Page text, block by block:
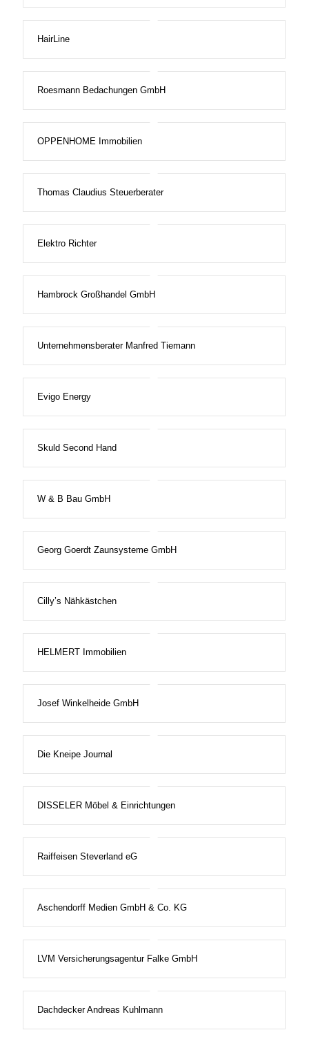
HairLine
Roesmann Bedachungen GmbH
OPPENHOME Immobilien
Thomas Claudius Steuerberater
Elektro Richter
Hambrock Großhandel GmbH
Unternehmensberater Manfred Tiemann
Evigo Energy
Skuld Second Hand
W & B Bau GmbH
Georg Goerdt Zaunsysteme GmbH
Cilly’s Nähkästchen
HELMERT Immobilien
Josef Winkelheide GmbH
Die Kneipe Journal
DISSELER Möbel & Einrichtungen
Raiffeisen Steverland eG
Aschendorff Medien GmbH & Co. KG
LVM Versicherungsagentur Falke GmbH
Dachdecker Andreas Kuhlmann